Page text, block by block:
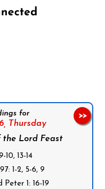
for
Thursday
Lord Feast
13-14
1-2, 5-6, 9
Peter 1: 16-19
>>